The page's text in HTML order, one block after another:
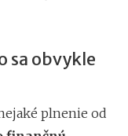
sa obvykle
plnenie od